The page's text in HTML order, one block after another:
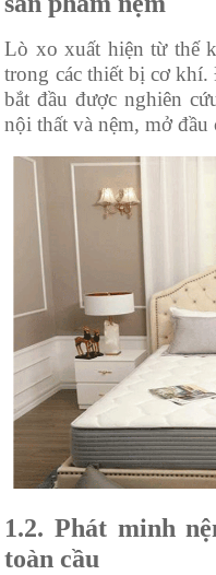
Lò xo xuất hiện từ thế
trong các thiết bị cơ
bắt đầu được nghiên
nội thất và nệm, mở
1.2. Phát minh
toàn cầu